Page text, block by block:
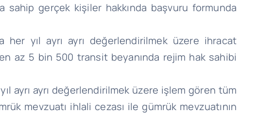
gerçek kişiler hakkında başvuru formunda
her yıl ayrı ayrı değerlendirilmek üzere ihracat
az 5 bin 500 transit beyanında rejim hak sahibi
ayrı ayrı değerlendirilmek üzere işlem gören tüm
mevzuatı ihlali cezası ile gümrük mevzuatının